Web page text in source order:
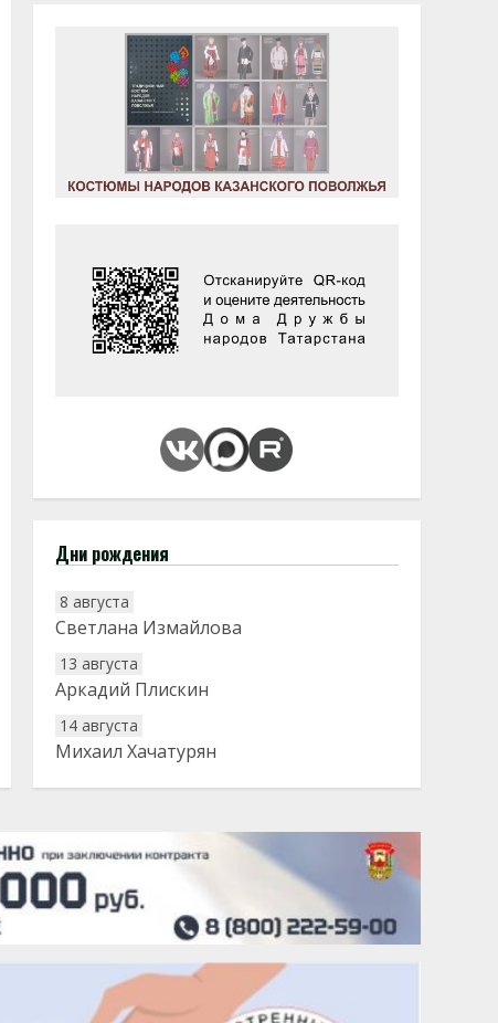
Дни рождения
8 августа
Светлана Измайлова
13 августа
Аркадий Плискин
14 августа
Михаил Хачатурян
20 августа
22 августа
Евгений Ефимов
25 августа
Сэсэгма Бубеева
28 августа
Чингиз Мустафаев